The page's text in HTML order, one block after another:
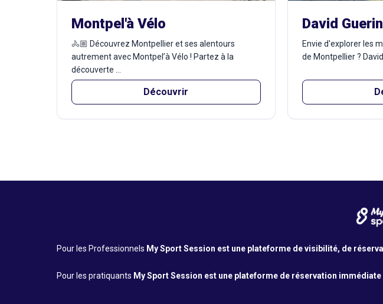
Montpel'à Vélo
🚴🏼 Découvrez Montpellier et ses alentours
autrement avec Montpel’à Vélo ! Partez à la
découverte ...
Découvrir
David
Envie d'explorer les
de Montpellier ?
Pour les Professionnels My Sport Session est une plateforme de visibilité, de
Pour les pratiquants My Sport Session est une plateforme de réservation